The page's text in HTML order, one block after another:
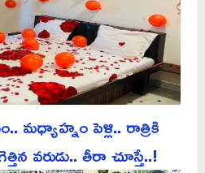
పెళ్లి.. రాత్రికి
వరుడు.. తీరా చూస్తే..!